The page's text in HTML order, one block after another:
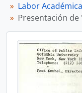
Labor Académica
Presentación de